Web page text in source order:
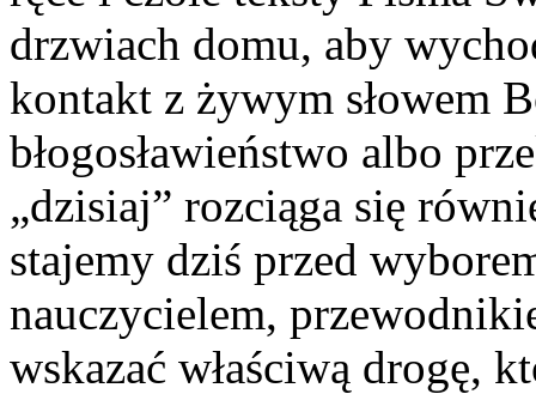
drzwiach domu, aby
kontakt z żywym słowem
błogosławieństwo albo
„dzisiaj” rozciąga się
stajemy dziś przed
nauczycielem,
wskazać właściwą drogę,